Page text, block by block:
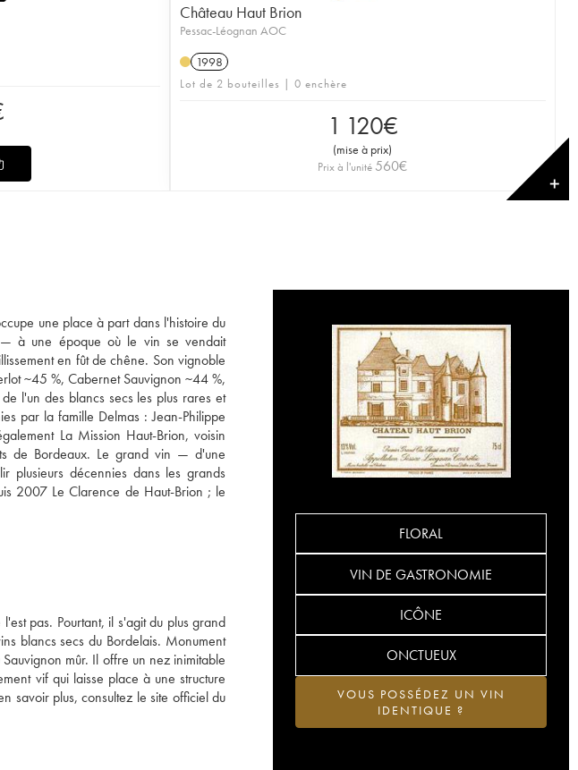
Château Haut Brion
Pessac-Léognan AOC
1998
Lot de 2 bouteilles | 0 enchère
1 120€
(mise à prix)
Prix à l'unité 560€
✕
une place à part dans l'histoire du
à une époque où le vin se vendait
en fût de chêne. Son vignoble
~45 %, Cabernet Sauvignon ~44 %,
l'un des blancs secs les plus rares et
par la famille Delmas : Jean-Philippe
La Mission Haut-Brion, voisin
de Bordeaux. Le grand vin — d'une
plusieurs décennies dans les grands
2007 Le Clarence de Haut-Brion ; le
pas. Pourtant, il s'agit du plus grand
blancs secs du Bordelais. Monument
mûr. Il offre un nez inimitable
vif qui laisse place à une structure
savoir plus, consultez le site officiel du
FLORAL
VIN DE GASTRONOMIE
ICÔNE
ONCTUEUX
VOUS POSSÉDEZ UN VIN
IDENTIQUE ?